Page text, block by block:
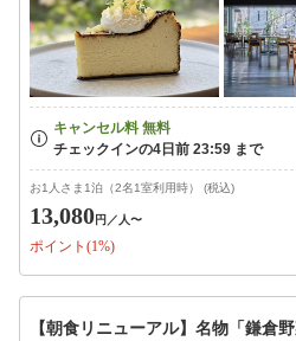
お1人さま1泊（2名1室利用時） (税込)
13,080円 ／人〜
ポイント(1%)
【朝食リニューアル】名物「鎌倉